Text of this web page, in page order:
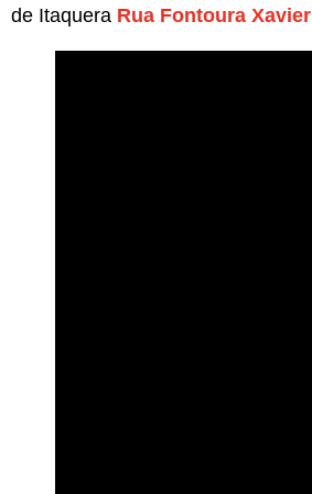
de Itaquera Rua Fontoura Xavier